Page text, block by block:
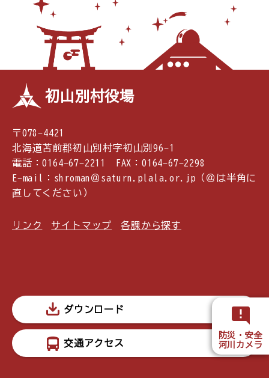
防災・安全
河川カメラ
初山別村役場
〒078-4421
北海道苫前郡初山別村字初山別96-1
電話：0164-67-2211 FAX：0164-67-2298
E-mail：shroman＠saturn.plala.or.jp（＠は半角に
直してください）
リンク サイトマップ 各課から探す
ダウンロード
交通アクセス